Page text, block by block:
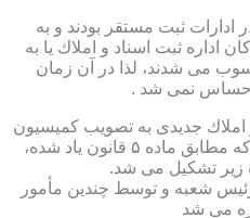
ثبت مستقر بودند و به
اداره ثبت اسناد و املاك یا به
می شدند، لذا در آن زمان
احساس نمی شد .
اسناد و املاك جدیدی به تصویب كمیسیون
عدلیه مجلس شورای ملی رسید كه مطابق ماده ۵ قانون یاد شده،
زیر تشكیل می شد.
شعبه و توسط چندین مأمور
می شد